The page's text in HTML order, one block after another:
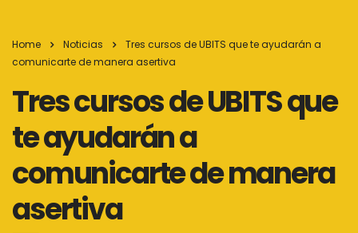
Home Noticias
Tres cursos de UBITS que te ayudarán a
comunicarte de manera asertiva
Tres cursos de UBITS que
te ayudarán a
comunicarte de manera
asertiva